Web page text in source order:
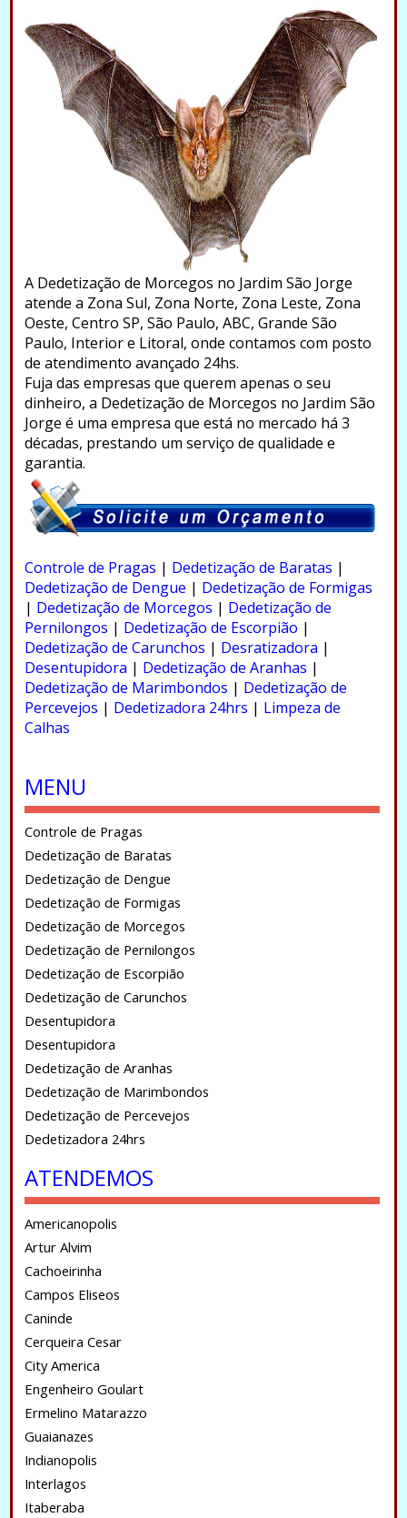
A Dedetização de Morcegos no Jardim São Jorge
atende a Zona Sul, Zona Norte, Zona Leste, Zona
Oeste, Centro SP, São Paulo, ABC, Grande São
Paulo, Interior e Litoral, onde contamos com posto
de atendimento avançado 24hs.
Fuja das empresas que querem apenas o seu
dinheiro, a Dedetização de Morcegos no Jardim São
Jorge é uma empresa que está no mercado há 3
décadas, prestando um serviço de qualidade e
garantia.
Controle de Pragas | Dedetização de Baratas |
Dedetização de Dengue | Dedetização de Formigas
| Dedetização de Morcegos | Dedetização de
Pernilongos | Dedetização de Escorpião |
Dedetização de Carunchos | Desratizadora |
Desentupidora | Dedetização de Aranhas |
Dedetização de Marimbondos | Dedetização de
Percevejos | Dedetizadora 24hrs | Limpeza de
Calhas
MENU
Controle de Pragas
Dedetização de Baratas
Dedetização de Dengue
Dedetização de Formigas
Dedetização de Morcegos
Dedetização de Pernilongos
Dedetização de Escorpião
Dedetização de Carunchos
Desentupidora
Desentupidora
Dedetização de Aranhas
Dedetização de Marimbondos
Dedetização de Percevejos
Dedetizadora 24hrs
ATENDEMOS
Americanopolis
Artur Alvim
Cachoeirinha
Campos Eliseos
Caninde
Cerqueira Cesar
City America
Engenheiro Goulart
Ermelino Matarazzo
Guaianazes
Indianopolis
Interlagos
Itaberaba